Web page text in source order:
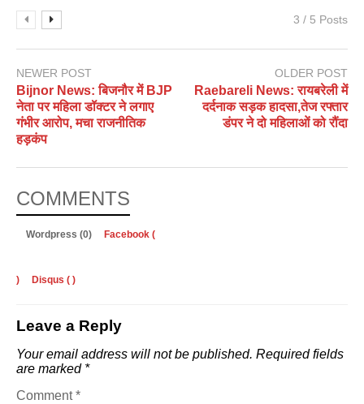
3 / 5 Posts
NEWER POST
Bijnor News: बिजनौर में BJP
नेता पर महिला डॉक्टर ने लगाए
गंभीर आरोप, मचा राजनीतिक
हड़कंप
OLDER POST
​Raebareli News: रायबरेली में
दर्दनाक सड़क हादसा,तेज रफ्तार
डंपर ने दो महिलाओं को रौंदा
COMMENTS
Wordpress (0) Facebook (
) Disqus ( )
Leave a Reply
Your email address will not be published. Required fields
are marked *
Comment*